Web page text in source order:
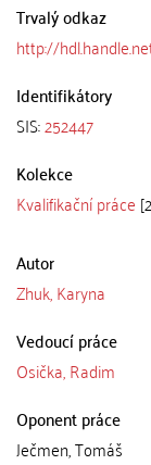
Trvalý odkaz
http://
Identifikátory
SIS:252447
Kolekce
Kvalifikační práce
Autor
Zhuk, Karyna
Vedoucí práce
Osička, Radim
Oponent práce
Ječmen, Tomáš